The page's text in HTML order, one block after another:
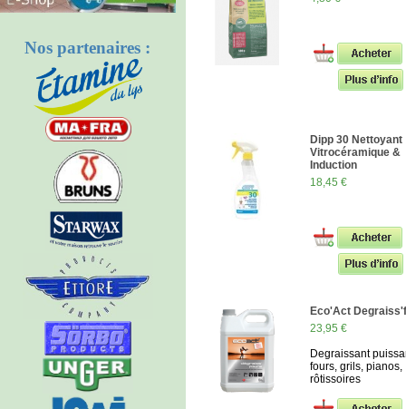
Nos partenaires :
Dipp 30 Nettoyant
Vitrocéramique &
Induction
18,45 €
Eco'Act
23,95 €
Degraissant
fours, grils, pianos,
rôtissoires